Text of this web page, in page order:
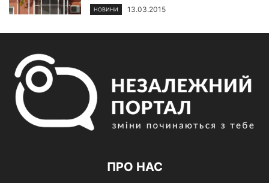
НОВИНИ 13.03.2015
ПРО НАС